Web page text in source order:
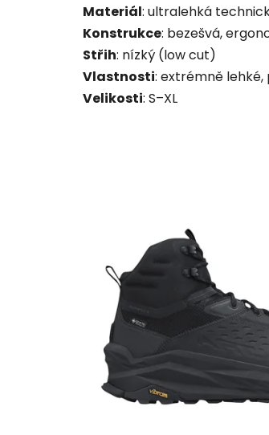
Materiál: ultralehká
Konstrukce: bezešvá,
Střih: nízký (low cut)
Vlastnosti: extrémně
Velikosti: S–XL